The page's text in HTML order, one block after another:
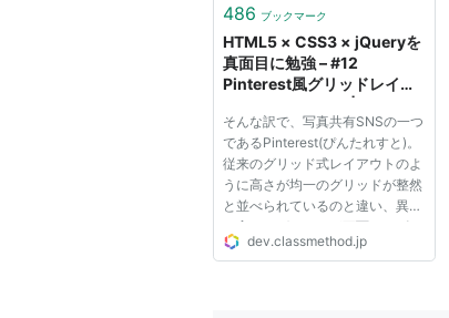
486 ブックマーク
HTML5 × CSS3 × jQueryを
真面目に勉強 – #12
Pinterest風グリッドレイア
DevelopersIO
そんな訳で、写真共有SNSの一つ
であるPinterest(ぴんたれすと)。
従来のグリッド式レイアウトのよ
うに高さが均一のグリッドが整然
と並べられているのと違い、異な
る高さのグリッドが画面いっぱい
に敷き詰められているレイアウト
dev.classmethod.jp